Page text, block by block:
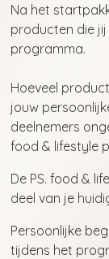
Na het
producten die
programma.
Hoeveel
jouw
deelnemers
food & lifestyle
De PS. food &
deel van je
Persoonlijke
tijdens het